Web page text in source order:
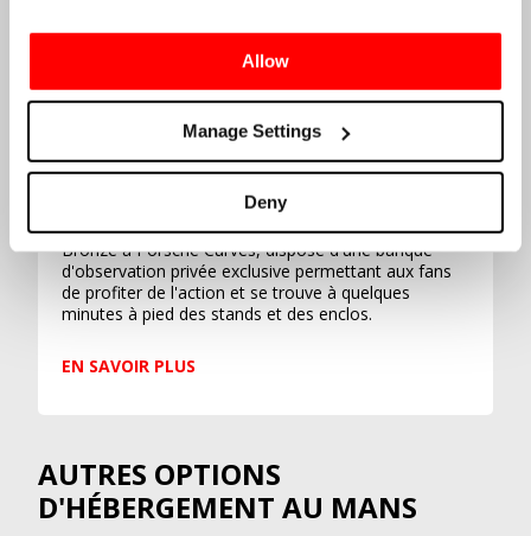
Allow
Manage Settings
Deny
BRONZE
L'un de nos sites les plus populaires, notre camping
Bronze à Porsche Curves, dispose d'une banque
d'observation privée exclusive permettant aux fans
de profiter de l'action et se trouve à quelques
minutes à pied des stands et des enclos.
EN SAVOIR PLUS
AUTRES OPTIONS
D'HÉBERGEMENT AU MANS